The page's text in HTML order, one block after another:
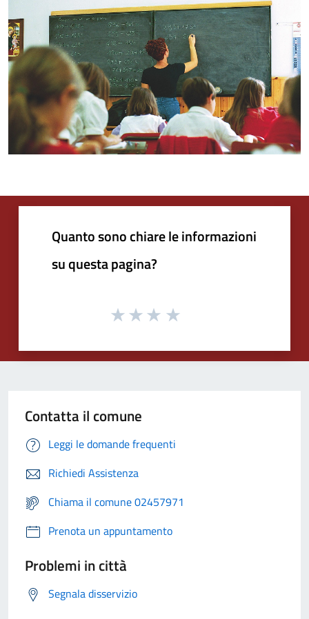
Quanto sono chiare le informazioni
su questa pagina?
Contatta il comune
Leggi le domande frequenti
Richiedi Assistenza
Chiama il comune 02457971
Prenota un appuntamento
Problemi in città
Segnala disservizio